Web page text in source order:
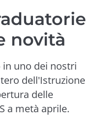
novità
uno dei nostri
dell'Istruzione
delle
a metà aprile.